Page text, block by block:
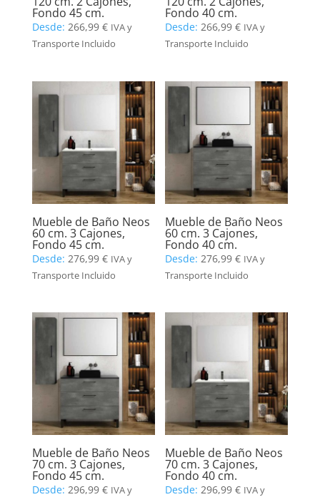
Fondo 45 cm.
Desde: 266,99 € IVA y
Transporte Incluido
Fondo 40 cm.
Desde:266,99€ IVA y
Transporte Incluido
Mueble de Baño Neos
60 cm. 3 Cajones,
Fondo 45 cm.
Desde: 276,99 € IVA y
Transporte Incluido
Mueble de Baño Neos
60 cm. 3 Cajones,
Fondo 40 cm.
Desde: 276,99€ IVA y
Transporte Incluido
Mueble de Baño Neos
70 cm. 3 Cajones,
Fondo 45 cm.
Desde: 296,99 € IVA y
Mueble de Baño Neos
70 cm. 3 Cajones,
Fondo 40 cm.
Desde:296,99€ IVA y